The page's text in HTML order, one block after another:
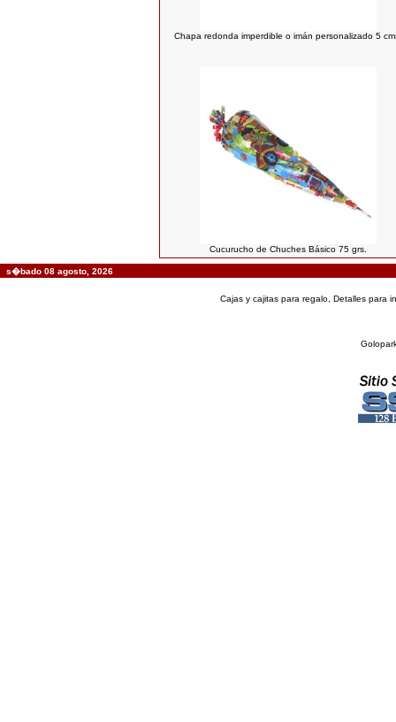
Chapa redonda imperdible o imán personalizado 5
Cucurucho de Chuches Básico 75 grs.
s�bado 08 agosto, 2026
Cajas y cajitas para regalo, Detalles para